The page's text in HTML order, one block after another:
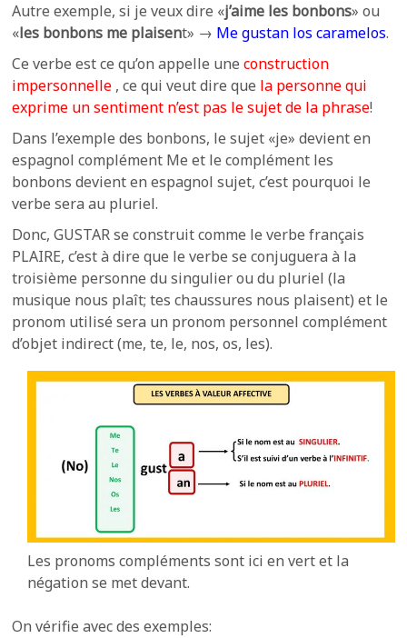
Autre exemple, si je veux dire «j’aime les bonbons» ou
«les bonbons me plaisent» → Me gustan los caramelos.
Ce verbe est ce qu’on appelle uneconstruction
impersonnelle , ce qui veut dire que la personne qui
exprime un sentiment n’est pas le sujet de la phrase!
Dans l’exemple des bonbons, le sujet «je» devient en
espagnol complément Me et le complément les
bonbons devient en espagnol sujet, c’est pourquoi le
verbe sera au pluriel.
Donc, GUSTAR se construit comme le verbe français
PLAIRE, c’est à dire que le verbe se conjuguera à la
troisième personne du singulier ou du pluriel (la
musique nous plaît; tes chaussures nous plaisent) et le
pronom utilisé sera un pronom personnel complément
d’objet indirect (me, te, le, nos, os, les).
Les pronoms compléments sont ici en vert et la
négation se met devant.
On vérifie avec des exemples: